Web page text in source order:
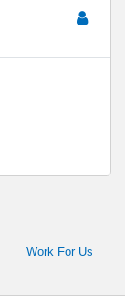
Work For Us